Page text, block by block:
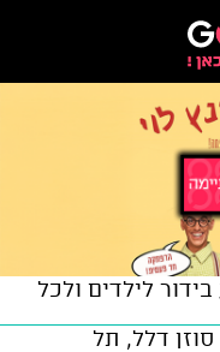
לילדים ולכל
סוזן דלל, תל